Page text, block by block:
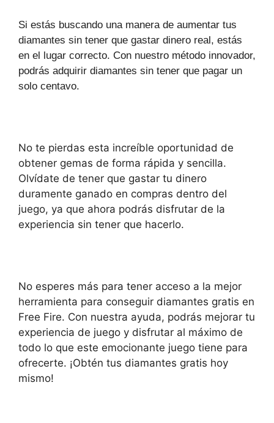
Si estás buscando una manera de aumentar tus
diamantes sin tener que gastar dinero real, estás
en el lugar correcto. Con nuestro método innovador,
podrás adquirir diamantes sin tener que pagar un
solo centavo.
No te pierdas esta increíble oportunidad de
obtener gemas de forma rápida y sencilla.
Olvídate de tener que gastar tu dinero
duramente ganado en compras dentro del
juego, ya que ahora podrás disfrutar de la
experiencia sin tener que hacerlo.
No esperes más para tener acceso a la mejor
herramienta para conseguir diamantes gratis en
Free Fire. Con nuestra ayuda, podrás mejorar tu
experiencia de juego y disfrutar al máximo de
todo lo que este emocionante juego tiene para
ofrecerte. ¡Obtén tus diamantes gratis hoy
mismo!